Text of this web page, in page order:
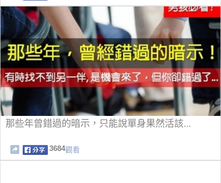
那些年曾錯過的暗示，只能說單身果然活該...
3684觀看